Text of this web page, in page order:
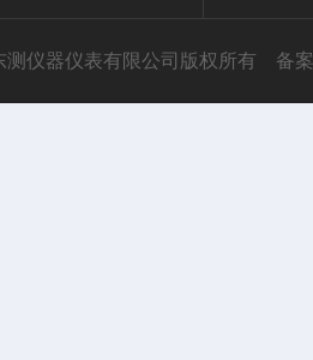
测仪器仪表有限公司版权所有 备